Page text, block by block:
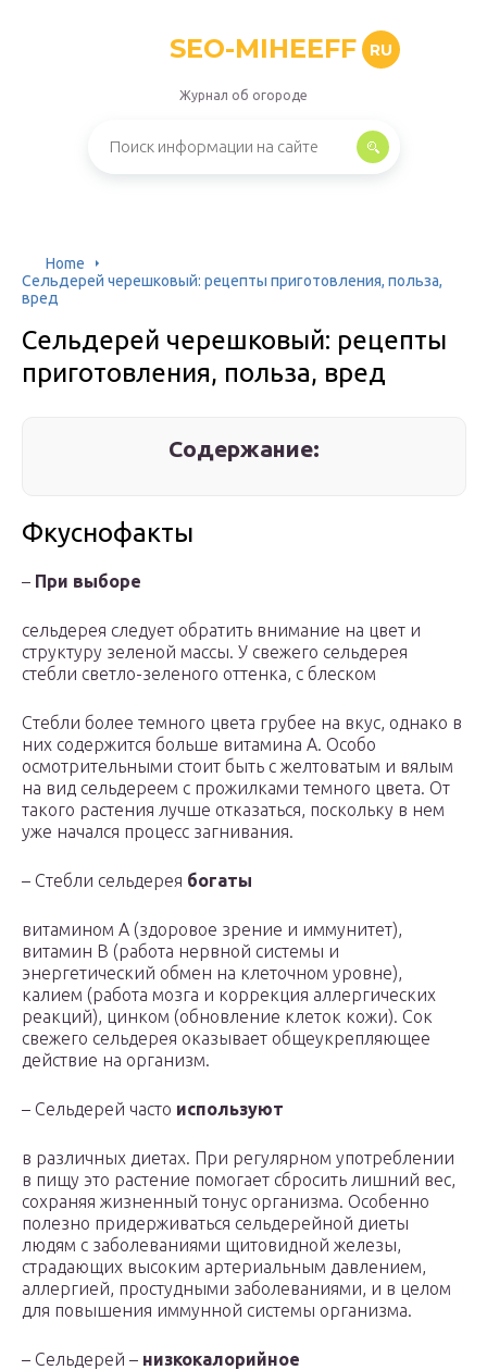
SEO-MIHEEFF RU
Журнал об огороде
Home
Сельдерей черешковый: рецепты приготовления, польза,
вред
Сельдерей черешковый: рецепты
приготовления, польза, вред
Содержание:
Фкуснофакты
– При выборе
сельдерея следует обратить внимание на цвет и
структуру зеленой массы. У свежего сельдерея
стебли светло-зеленого оттенка, с блеском
Стебли более темного цвета грубее на вкус, однако в
них содержится больше витамина А. Особо
осмотрительными стоит быть с желтоватым и вялым
на вид сельдереем с прожилками темного цвета. От
такого растения лучше отказаться, поскольку в нем
уже начался процесс загнивания.
– Стебли сельдерея богаты
витамином А (здоровое зрение и иммунитет),
витамин B (работа нервной системы и
энергетический обмен на клеточном уровне),
калием (работа мозга и коррекция аллергических
реакций), цинком (обновление клеток кожи). Сок
свежего сельдерея оказывает общеукрепляющее
действие на организм.
– Сельдерей часто используют
в различных диетах. При регулярном употреблении
в пищу это растение помогает сбросить лишний вес,
сохраняя жизненный тонус организма. Особенно
полезно придерживаться сельдерейной диеты
людям с заболеваниями щитовидной железы,
страдающих высоким артериальным давлением,
аллергией, простудными заболеваниями, и в целом
для повышения иммунной системы организма.
– Сельдерей – низкокалорийное